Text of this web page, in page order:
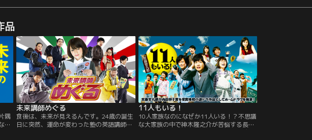
品
隅
未来講師めぐる
食後は、未来が見えるんです。24歳の誕生
日に突然、運命が変わった塾の英語講師・
11人もいる！
10人家族なのになぜか11人いる！？不思議
な大家族の中で神木隆之介が苦悩する長男